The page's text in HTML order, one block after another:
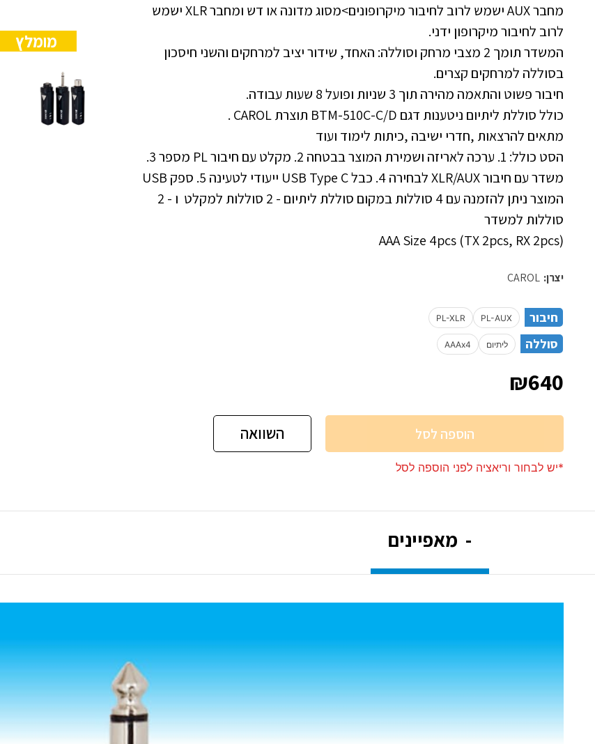
מומלץ
מחבר AUX ישמש לרוב לחיבור מיקרופונים>מסוג מדונה או דש ומחבר XLR ישמש
לרוב לחיבור מיקרופון ידני.
המשדר תומך 2 מצבי מרחק וסוללה: האחד, שידור יציב למרחקים והשני חיסכון
בסוללה למרחקים קצרים.
חיבור פשוט והתאמה מהירה תוך 3 שניות ופועל 8 שעות עבודה.
כולל סוללת ליתיום ניטענות דגם BTM-510C-C/D תוצרת CAROL .
מתאים להרצאות ,חדרי ישיבה ,כיתות לימוד ועוד
הסט כולל: 1. ערכה לאריזה ושמירת המוצר בבטחה 2. מקלט עם חיבור PL מספר 3.
משדר עם חיבור XLR/AUX לבחירה 4. כבל USB Type C ייעודי לטעינה 5. ספק USB
המוצר ניתן להזמנה עם 4 סוללות במקום סוללת ליתיום - 2 סוללות למקלט ו - 2
סוללות למשדר
AAA Size 4pcs (TX 2pcs, RX 2pcs)
יצרן: CAROL
חיבור PL-AUX
PL-XLR
סוללה ליתיום AAAx4
₪640
הוספה לסל
*יש לבחור וריאציה לפני הוספה לסל
מאפיינים